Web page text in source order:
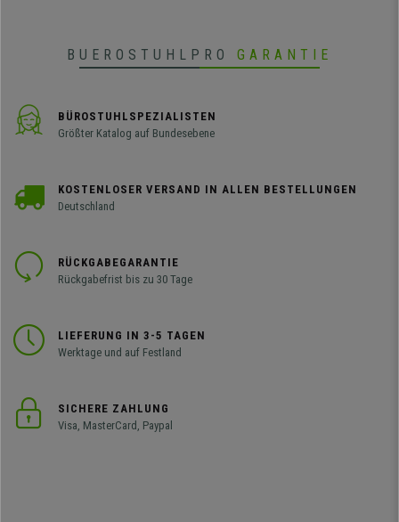
BUEROSTUHLPRO GARANTIE
BÜROSTUHLSPEZIALISTEN
Größter Katalog auf Bundesebene
KOSTENLOSER VERSAND IN ALLEN BESTELLUNGEN
Deutschland
RÜCKGABEGARANTIE
Rückgabefrist bis zu 30 Tage
LIEFERUNG IN 3-5 TAGEN
Werktage und auf Festland
SICHERE ZAHLUNG
Visa, MasterCard, Paypal